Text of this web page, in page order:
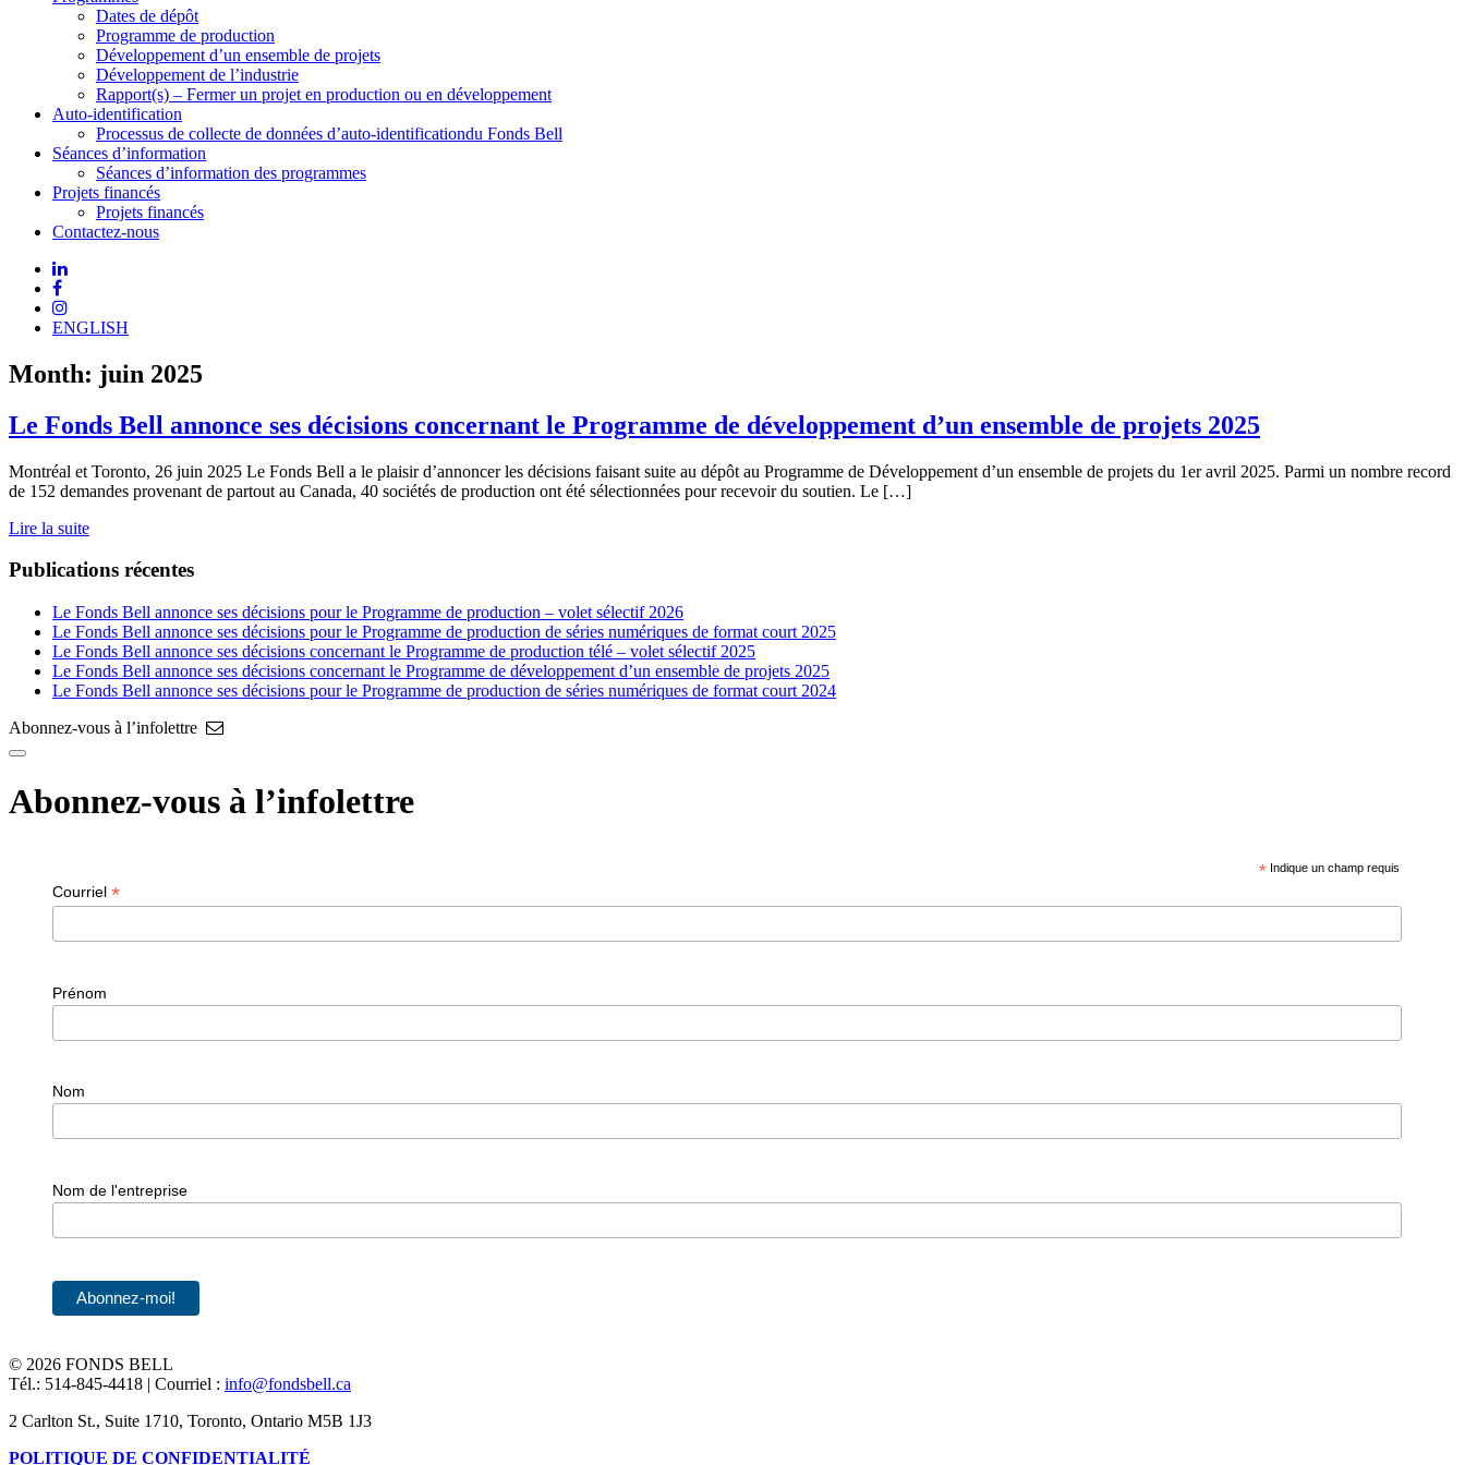
Dates de dépôt
Programme de production
Développement d’un ensemble de projets
Développement de l’industrie
Rapport(s) – Fermer un projet en production ou en développement
Auto-identification
Processus de collecte de données d’auto-identificationdu Fonds Bell
Séances d’information
Séances d’information des programmes
Projets financés
Projets financés
Contactez-nous
ENGLISH
Month: juin 2025
Le Fonds Bell annonce ses décisions concernant le Programme de développement d’un ensemble de projets 2025
Montréal et Toronto, 26 juin 2025 Le Fonds Bell a le plaisir d’annoncer les décisions faisant suite au dépôt au Programme de Développement d’un ensemble de projets du 1er avril 2025. Parmi un nombre record
de 152 demandes provenant de partout au Canada, 40 sociétés de production ont été sélectionnées pour recevoir du soutien. Le […]
Lire la suite
Publications récentes
Le Fonds Bell annonce ses décisions pour le Programme de production – volet sélectif 2026
Le Fonds Bell annonce ses décisions pour le Programme de production de séries numériques de format court 2025
Le Fonds Bell annonce ses décisions concernant le Programme de production télé – volet sélectif 2025
Le Fonds Bell annonce ses décisions concernant le Programme de développement d’un ensemble de projets 2025
Le Fonds Bell annonce ses décisions pour le Programme de production de séries numériques de format court 2024
Abonnez-vous à l’infolettre
Abonnez-vous à l’infolettre
* Indique un champ requis
Courriel *
Prénom
Nom
Nom de l'entreprise
© 2026 FONDS BELL
Tél.: 514-845-4418 | Courriel : info@fondsbell.ca
2 Carlton St., Suite 1710, Toronto, Ontario M5B 1J3
POLITIQUE DE CONFIDENTIALITÉ